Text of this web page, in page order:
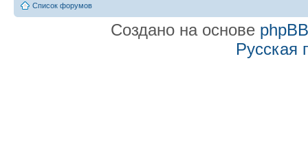
Список форумов
Создано на основе phpBB
Русская